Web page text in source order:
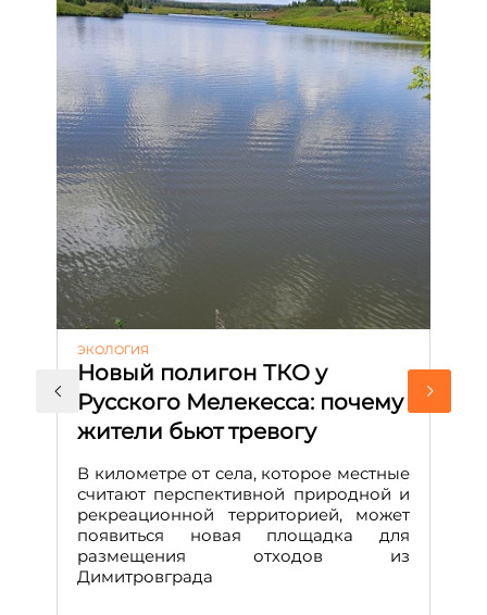
ЭКОЛОГИЯ
Новый полигон ТКО у
Русского Мелекесса: почему
жители бьют тревогу
В километре от села, которое местные
считают перспективной природной и
рекреационной территорией, может
появиться новая площадка для
размещения отходов из
Димитровграда